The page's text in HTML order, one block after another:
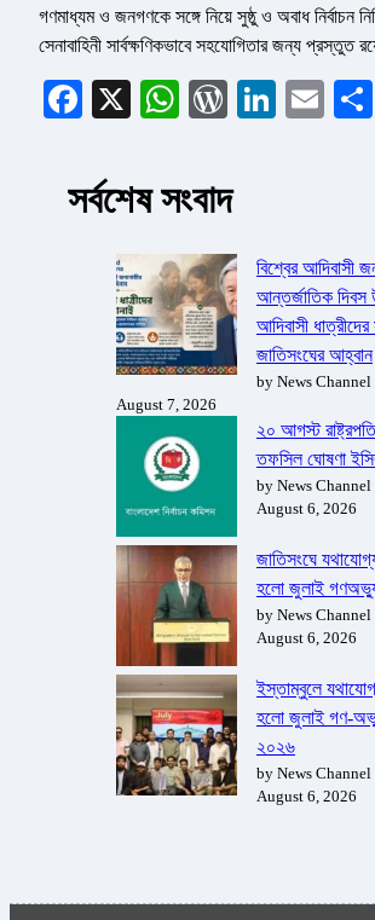
গণমাধ্যম ও জনগণকে সঙ্গে নিয়ে সুষ্ঠু ও অবাধ নির্বাচন
সেনাবাহিনী সার্বক্ষণিকভাবে সহযোগিতার জন্য প্রস্তুত
Facebook
X WhatsApp
WordPress
সর্বশেষ সংবাদ
বিশ্বের আদিবাসী
আন্তর্জাতিক দিবস
আদিবাসী ধাত্রীদের
জাতিসংঘের আহ্বান
by News Channel
August 7, 2026
২০ আগস্ট রাষ্ট্রপতি
তফসিল ঘোষণা
by News Channel
August 6, 2026
জাতিসংঘে
হলো জুলাই
by News Channel
August 6, 2026
ইস্তাম্বুলে
হলো জুলাই গণ-
২০২৬
by News Channel
August 6, 2026